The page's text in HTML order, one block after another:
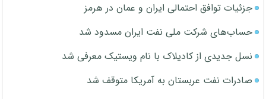
جزئیات توافق احتمالی ایران و عمان در هرمز
حساب‌های شرکت ملی نفت ایران مسدود شد
نسل جدیدی از کادیلاک با نام ویستیک معرفی شد
صادرات نفت عربستان به آمریکا متوقف شد